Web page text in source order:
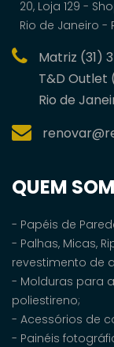
20, Loja 129 -
Rio de Janeiro -
Matriz (31)
T&D Outlet
Rio de
QUEM
- Papéis de
- Palhas, Micas,
revestimento de
- Molduras para
poliestireno;
- Acessórios de
- Painéis